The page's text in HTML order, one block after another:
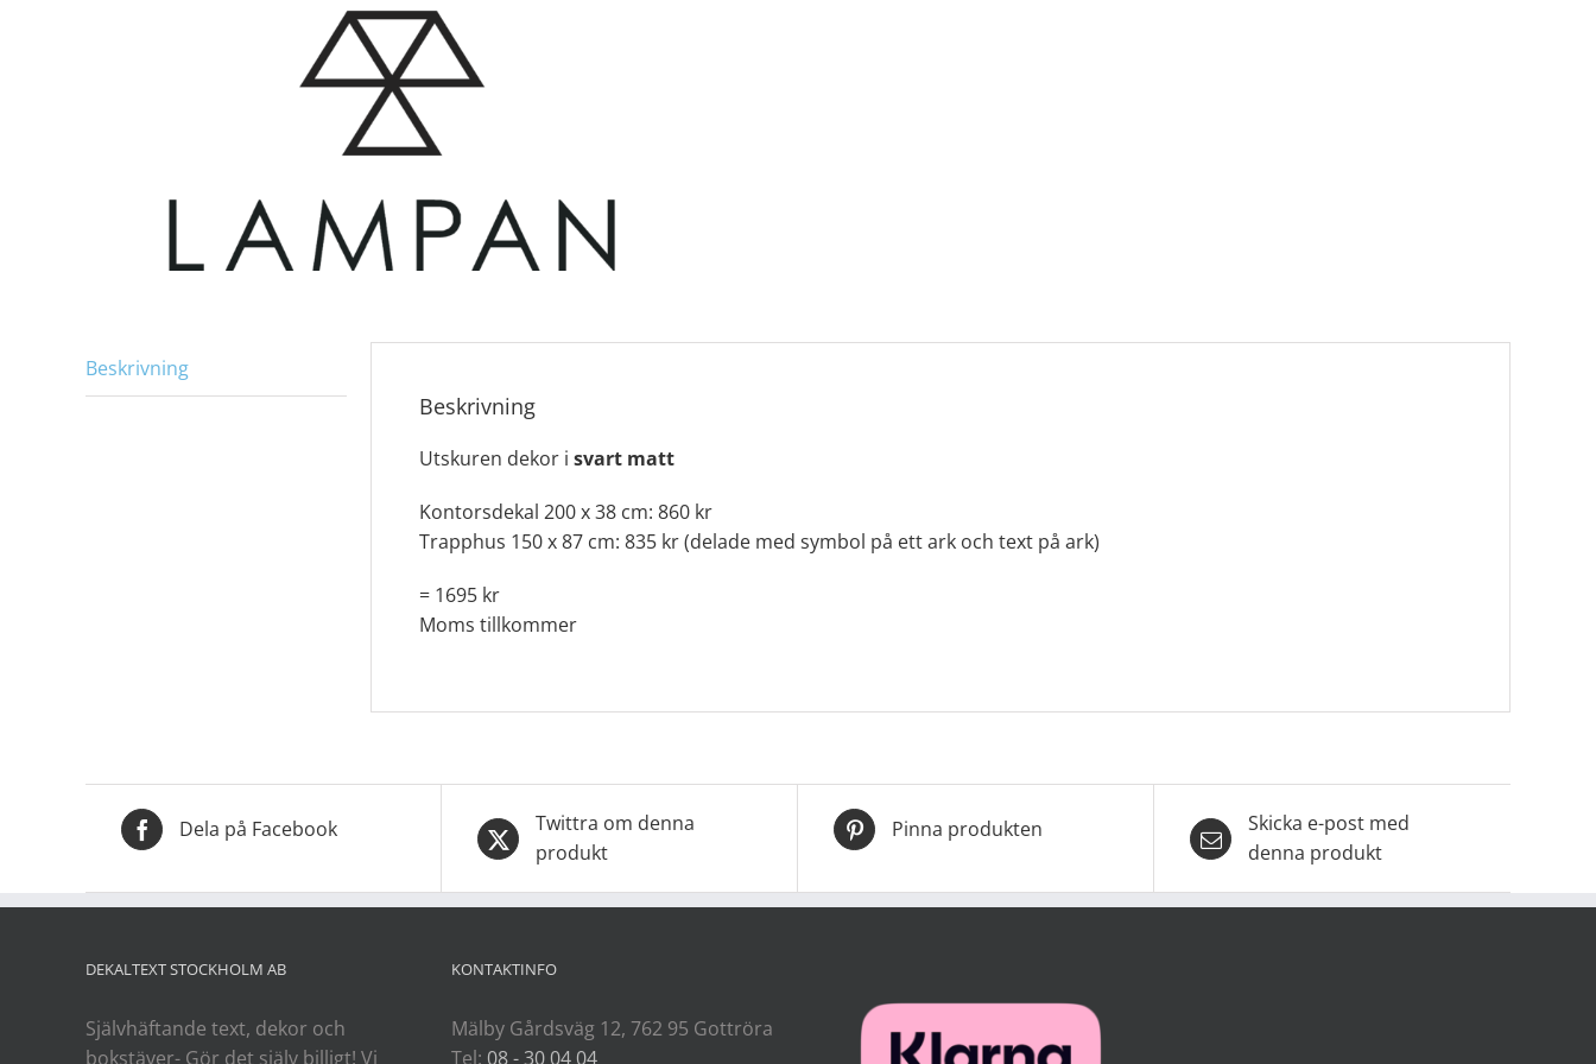
Beskrivning
Beskrivning
Utskuren dekor i svart matt
Kontorsdekal 200 x 38 cm: 860 kr
Trapphus 150 x 87 cm: 835 kr (delade med symbol på ett ark och text på ark)
= 1695 kr
Moms tillkommer
Dela på Facebook
Twittra om denna
produkt
Pinna produkten
Skicka e-post med
denna produkt
DEKALTEXT STOCKHOLM AB
Självhäftande text, dekor och
bokstäver- Gör det själv billigt! Vi
KONTAKTINFO
Mälby Gårdsväg 12, 762 95 Gottröra
Tel: 08 - 30 04 04